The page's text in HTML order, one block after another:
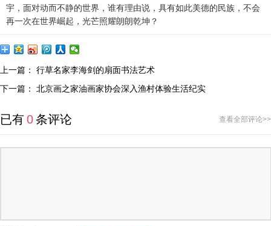
宇，面对动而不静的世界，谁有理由说，具有如此美德的民族，不会
再一次在世界崛起，光芒照耀朗朗乾坤？
上一篇： 行草名家李海剑的扇面书法艺术
下一篇： 北京画之家油画家协会深入渔村体验生活纪实
已有0条评论 查看全部评论>>